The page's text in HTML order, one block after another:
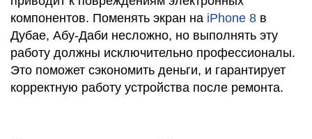
компонентов. Поменять экран на iPhone 8 в
Дубае, Абу-Даби несложно, но выполнять эту
работу должны исключительно профессионалы.
Это поможет сэкономить деньги, и гарантирует
корректную работу устройства после ремонта.